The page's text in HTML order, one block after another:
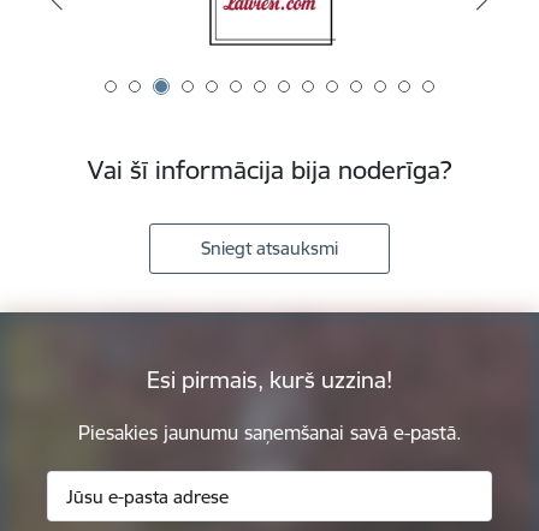
Vai šī informācija bija noderīga?
Sniegt atsauksmi
Esi pirmais, kurš uzzina!
Piesakies jaunumu saņemšanai savā e-pastā.